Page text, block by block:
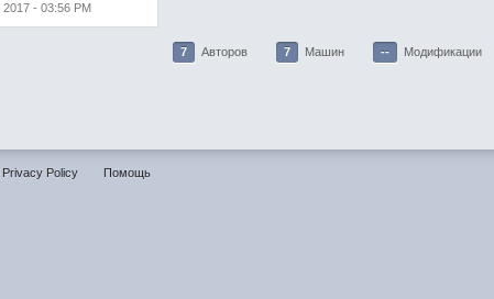
2017 - 03:56 PM
7 Авторов 7 Машин -- Модификации
Privacy Policy Помощь